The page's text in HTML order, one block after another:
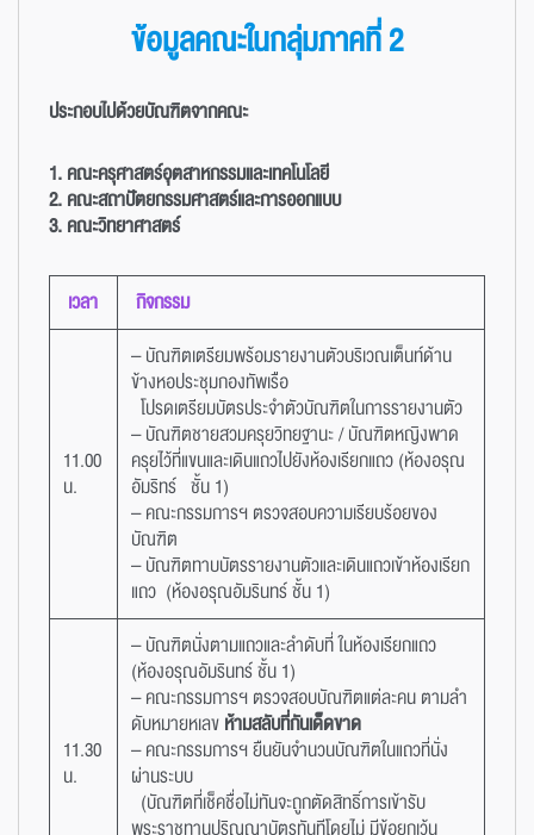
ข้อมูลคณะในกลุ่มภาคที่ 2
ประกอบไปด้วยบัณฑิตจากคณะ
1. คณะครุศาสตร์อุตสาหกรรมและเทคโนโลยี
2. คณะสถาปัตยกรรมศาสตร์และการออกแบบ
3. คณะวิทยาศาสตร์
เวลา กิจกรรม
11.00
น.
– บัณฑิตเตรียมพร้อมรายงานตัวบริเวณเต็นท์ด้าน
ข้างหอประชุมกองทัพเรือ
โปรดเตรียมบัตรประจำตัวบัณฑิตในการรายงานตัว
– บัณฑิตชายสวมครุยวิทยฐานะ / บัณฑิตหญิงพาด
ครุยไว้ที่แขนและเดินแถวไปยังห้องเรียกแถว (ห้องอรุณ
อัมริทร์ ชั้น 1)
– คณะกรรมการฯ ตรวจสอบความเรียบร้อยของ
บัณฑิต
– บัณฑิตทาบบัตรรายงานตัวและเดินแถวเข้าห้องเรียก
แถว (ห้องอรุณอัมรินทร์ ชั้น 1)
11.30
น.
– บัณฑิตนั่งตามแถวและลำดับที่ ในห้องเรียกแถว
(ห้องอรุณอัมรินทร์ ชั้น 1)
– คณะกรรมการฯ ตรวจสอบบัณฑิตแต่ละคน ตามลำ
ดับหมายหเลขห้ามสลับที่กันเด็ดขาด
– คณะกรรมการฯ ยืนยันจำนวนบัณฑิตในแถวที่นั่ง
ผ่านระบบ
(บัณฑิตที่เช็คชื่อไม่ทันจะถูกตัดสิทธิ์การเข้ารับ